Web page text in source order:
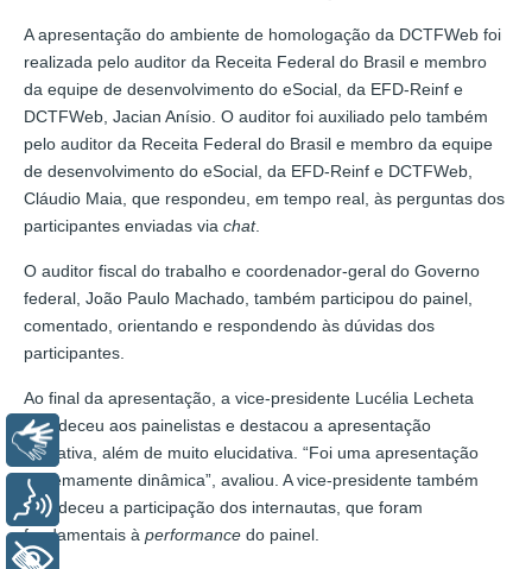
A apresentação do ambiente de homologação da DCTFWeb foi
realizada pelo auditor da Receita Federal do Brasil e membro
da equipe de desenvolvimento do eSocial, da EFD-Reinf e
DCTFWeb, Jacian Anísio. O auditor foi auxiliado pelo também
pelo auditor da Receita Federal do Brasil e membro da equipe
de desenvolvimento do eSocial, da EFD-Reinf e DCTFWeb,
Cláudio Maia, que respondeu, em tempo real, às perguntas dos
participantes enviadas via chat.
O auditor fiscal do trabalho e coordenador-geral do Governo
federal, João Paulo Machado, também participou do painel,
comentado, orientando e respondendo às dúvidas dos
participantes.
Ao final da apresentação, a vice-presidente Lucélia Lecheta
agradeceu aos painelistas e destacou a apresentação
interativa, além de muito elucidativa. “Foi uma apresentação
extremamente dinâmica”, avaliou. A vice-presidente também
agradeceu a participação dos internautas, que foram
fundamentais à performance do painel.